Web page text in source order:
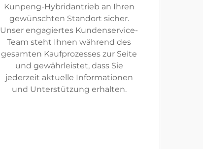
Kunpeng-Hybridantrieb an Ihren
gewünschten Standort sicher.
Unser engagiertes Kundenservice-
Team steht Ihnen während des
gesamten Kaufprozesses zur Seite
und gewährleistet, dass Sie
jederzeit aktuelle Informationen
und Unterstützung erhalten.